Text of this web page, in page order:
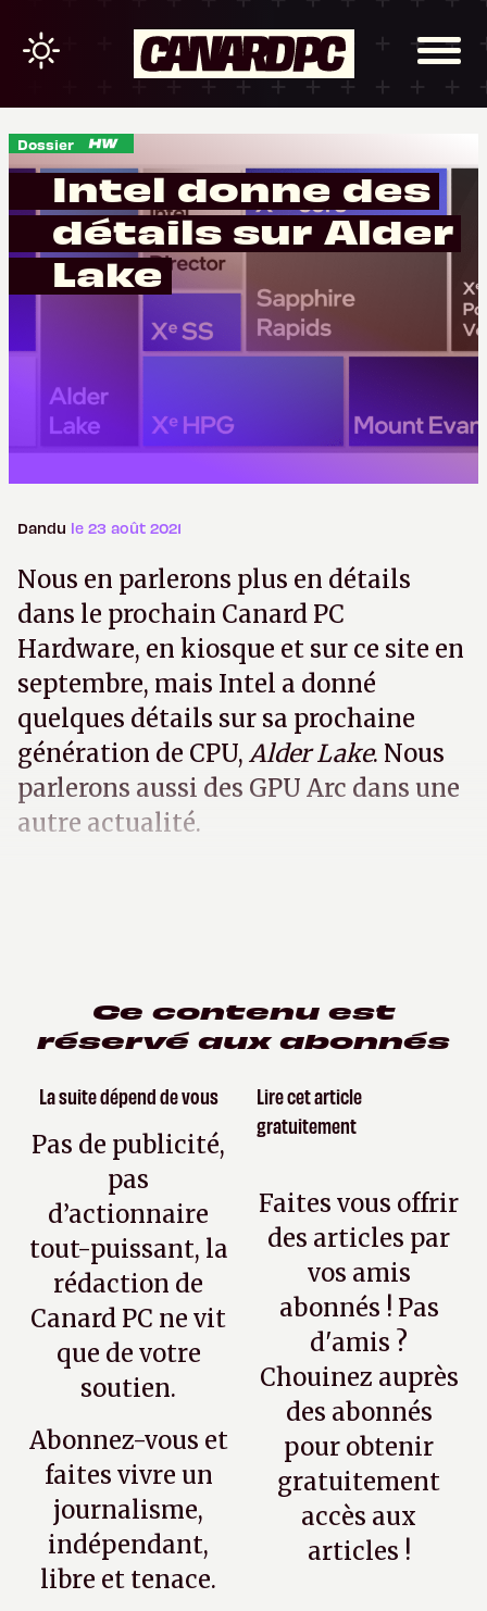
Dossier
Intel donne des
détails sur Alder
Lake
Dandu le 23 août 2021
Nous en parlerons plus en détails
dans le prochain Canard PC
Hardware, en kiosque et sur ce site en
septembre, mais Intel a donné
quelques détails sur sa prochaine
génération de CPU, Alder Lake. Nous
parlerons aussi des GPU Arc dans une
autre actualité.
Ce contenu est
réservé aux abonnés
La suite dépend de vous
Pas de publicité,
pas
d’actionnaire
tout-puissant, la
rédaction de
Canard PC ne vit
que de votre
soutien.
Abonnez-vous et
faites vivre un
journalisme,
indépendant,
libre et tenace.
Lire cet article
gratuitement
Faites vous offrir
des articles par
vos amis
abonnés ! Pas
d'amis ?
Chouinez auprès
des abonnés
pour obtenir
gratuitement
accès aux
articles !